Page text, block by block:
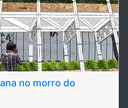
no morro do